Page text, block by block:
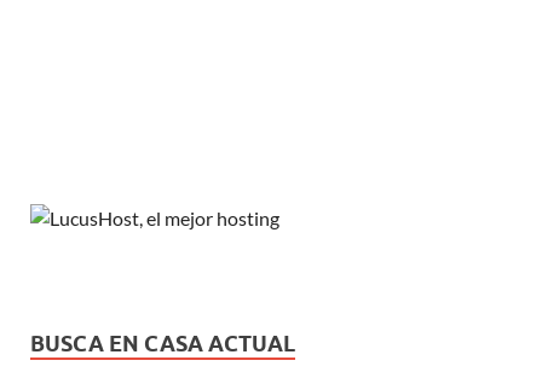
BUSCA EN CASA ACTUAL